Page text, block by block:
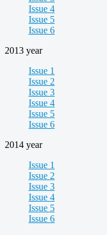
Issue 4
Issue 5
Issue 6
2013 year
Issue 1
Issue 2
Issue 3
Issue 4
Issue 5
Issue 6
2014 year
Issue 1
Issue 2
Issue 3
Issue 4
Issue 5
Issue 6